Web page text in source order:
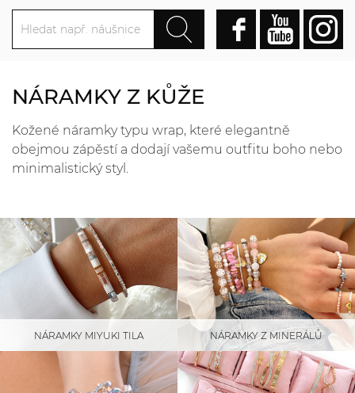
NÁRAMKY Z KŮŽE
Kožené náramky typu wrap, které elegantně
obejmou zápěstí a dodají vašemu outfitu boho nebo
minimalistický styl.
NÁRAMKY MIYUKI TILA NÁRAMKY Z MINERÁLŮ